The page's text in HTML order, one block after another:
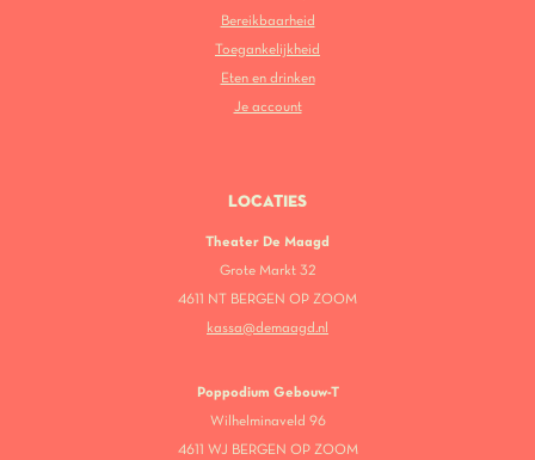
Bereikbaarheid
Toegankelijkheid
Eten en drinken
Je account
LOCATIES
Theater De Maagd
Grote Markt 32
4611 NT BERGEN OP ZOOM
kassa@demaagd.nl
Poppodium Gebouw-T
Wilhelminaveld 96
4611 WJ BERGEN OP ZOOM